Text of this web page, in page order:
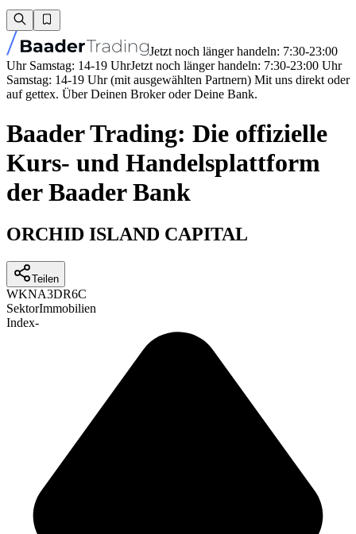
Jetzt noch länger handeln: 7:30-23:00
Uhr Samstag: 14-19 UhrJetzt noch länger handeln: 7:30-23:00 Uhr
Samstag: 14-19 Uhr (mit ausgewählten Partnern) Mit uns direkt oder
auf gettex. Über Deinen Broker oder Deine Bank.
Baader Trading: Die offizielle
Kurs- und Handelsplattform
der Baader Bank
ORCHID ISLAND CAPITAL
Teilen
WKNA3DR6C
SektorImmobilien
Index-